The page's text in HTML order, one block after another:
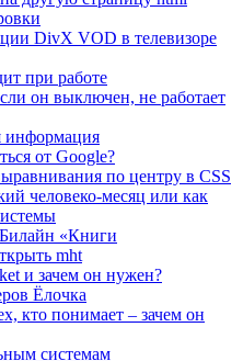
DivX VOD в телевизоре
при работе
он выключен, не работает
информация
от Google?
по центру в CSS
человеко-месяц или как
«Книги
mht
и зачем он нужен?
Ёлочка
кто понимает – зачем он
системам